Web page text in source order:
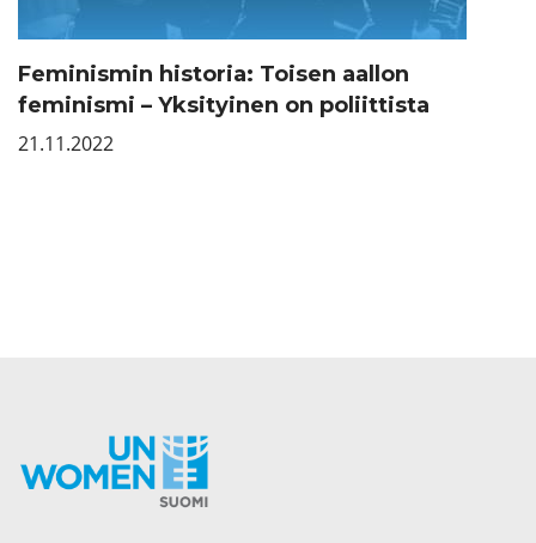
Feminismin historia: Toisen aallon
feminismi – Yksityinen on poliittista
21.11.2022